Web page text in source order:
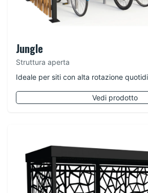
Jungle
Struttura aperta
Ideale per siti con alta rotazione
Vedi prodotto